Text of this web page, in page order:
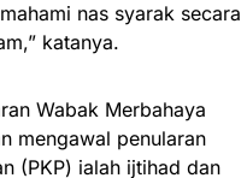
nas syarak secara
katanya.
Wabak Merbahaya
mengawal penularan
(PKP) ialah ijtihad dan